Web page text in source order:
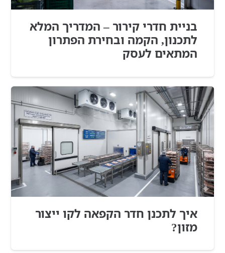
בניית חדרי קירור – המדריך המלא
לתכנון, הקמה ובחירת הפתרון
המתאים לעסק
איך לתכנן חדר הקפאה לקו ייצור
מזון?